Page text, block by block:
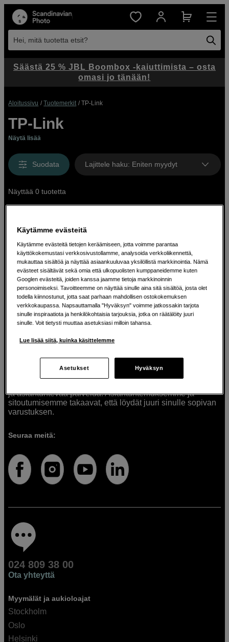
Hei, mitä tuotetta etsit?
Aloitussivu Tuotemerkit TP-Link
TP-Link
Näytä lisää
Suodata Lajittele haku: Eniten myydyt
Näyttää 0 tuotetta
Ratkaisuja luoville ihmisille jo vuodesta
1982
Olemme Scandinavian Photolla jo yli 40 vuoden ajan
auttaneet luovia ihmisiä toteuttamaan visioitaan.
Tarjoamme inspiraatiota, asiantuntemusta ja tuotteita
muun muassa valokuvauksen, äänen, videokuvauksen ja
musiikin ja taiteen harrastajia. Oikeilla työkaluilla ideat
muuttuvat todellisuudeksi. Autamme sinua valitsemaan
ja asiantuntevaa palvelua. Asiantuntemuksemme ja
sitoutumisemme takaavat, että löydät juuri sinulle sopivan
varustuksen.
Seuraa meitä:
024 809 38 00
Ota yhteyttä
Myymälät ja aukioloajat
Stockholm
Oslo
Helsinki
Säästä 25 % JBL Boombox -kaiuttimista – osta
omasi jo tänään!
Käytämme evästeitä
Käytämme evästeitä tietojen keräämiseen, jotta voimme parantaa
käyttökokemustasi verkkosivustollamme, analysoida verkkoliikennettä,
mukauttaa sisältöä ja näyttää asiaankuuluvaa yksilöllistä markkinointia. Nämä
evästeet sisältävät sekä omia että ulkopuolisten kumppaneidemme kuten
Googlen evästeitä, joiden kanssa jaamme tietoja markkinoinnin
personoimiseksi. Tavoitteemme on näyttää sinulle aina sitä sisältöä, josta olet
todella kiinnostunut, jotta saat parhaan mahdollisen ostokokemuksen
verkkokaupassa. Napsauttamalla "Hyväksyn" voimme jatkossakin tarjota
sinulle inspiraatiota ja henkilökohtaisia tarjouksia, jotka on räätälöity juuri
sinulle. Voit tietysti muuttaa asetuksiasi milloin tahansa.
Lue lisää siitä, kuinka käsittelemme
Asetukset Hyväksyn